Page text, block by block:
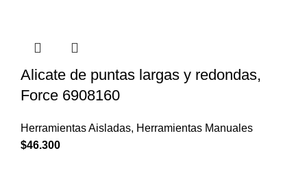
Alicate de puntas largas y redondas,
Force 6908160
Herramientas Aisladas, Herramientas Manuales
$46.300